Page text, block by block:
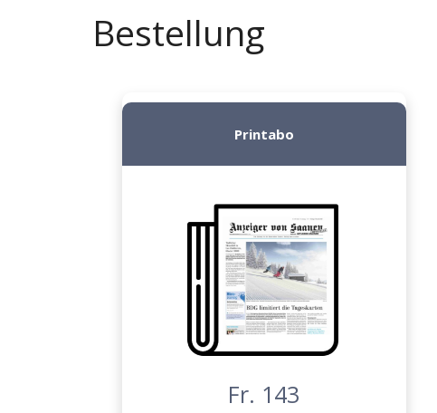
Bestellung
Printabo
Fr. 143